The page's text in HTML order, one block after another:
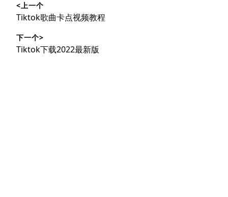
章
导
航
<上一个
上
文
章：
Tiktok歌曲卡点视频教程
下一个>
下
Tiktok下载2022最新版